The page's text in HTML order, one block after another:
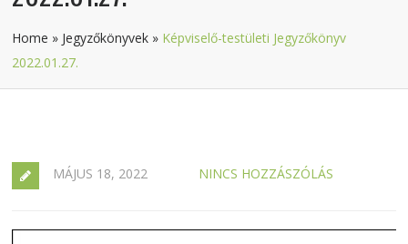
Home » Jegyzőkönyvek » Képviselő-testületi Jegyzőkönyv
2022.01.27.
MÁJUS 18, 2022 NINCS HOZZÁSZÓLÁS